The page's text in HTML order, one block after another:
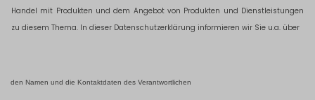
Handel mit Produkten und dem Angebot von Produkten und Dienstleistungen
zu diesem Thema. In dieser Datenschutzerklärung informieren wir Sie u.a. über
den Namen und die Kontaktdaten des Verantwortlichen